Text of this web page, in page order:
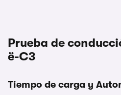
Prueba de
ë-C3
Tiempo de carga y